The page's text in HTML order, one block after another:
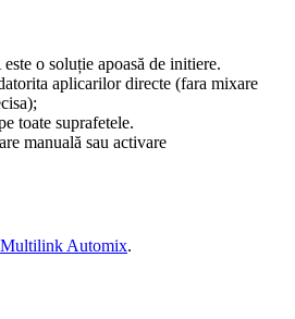
o soluție apoasă de initiere.
aplicarilor directe (fara mixare
toate suprafetele.
manuală sau activare
Multilink Automix.